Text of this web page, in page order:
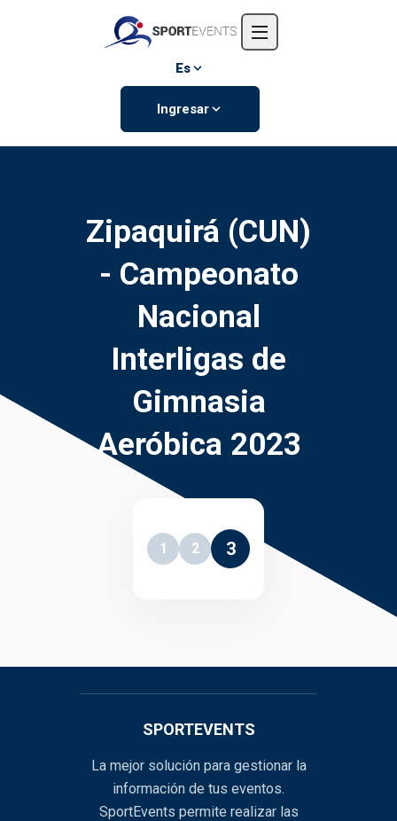
Eventos
Es
Ingresar
Zipaquirá (CUN)
- Campeonato
Nacional
Interligas de
Gimnasia
Aeróbica 2023
1 2 3
SPORTEVENTS
La mejor solución para gestionar la
información de tus eventos.
SportEvents permite realizar las